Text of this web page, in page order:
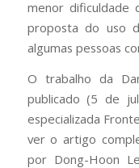
menor dificuldade
proposta do uso
algumas pessoas
O trabalho da
publicado (5 de
especializada
ver o artigo
por Dong-Hoon